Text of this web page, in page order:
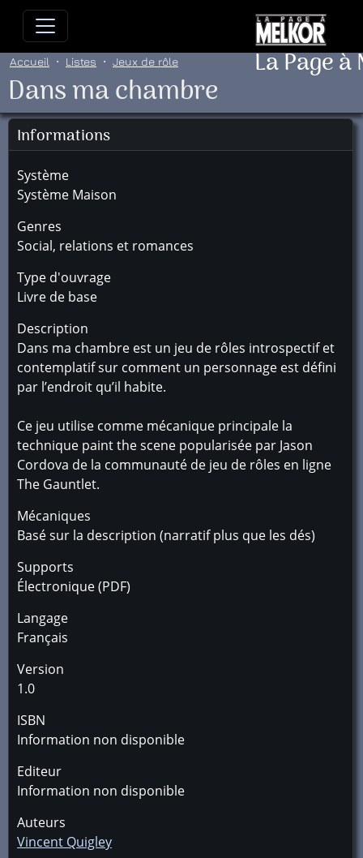
Allez directement au contenu
La Page
Accueil Listes Jeux de rôle
Dans ma chambre
Informations
Système
Système Maison
Genres
Social, relations et romances
Type d'ouvrage
Livre de base
Description
Dans ma chambre est un jeu de rôles introspectif et
contemplatif sur comment un personnage est défini
par l’endroit qu’il habite.
Ce jeu utilise comme mécanique principale la
technique paint the scene popularisée par Jason
Cordova de la communauté de jeu de rôles en ligne
The Gauntlet.
Mécaniques
Basé sur la description (narratif plus que les dés)
Supports
Électronique (PDF)
Langage
Français
Version
1.0
ISBN
Information non disponible
Editeur
Information non disponible
Auteurs
Vincent Quigley